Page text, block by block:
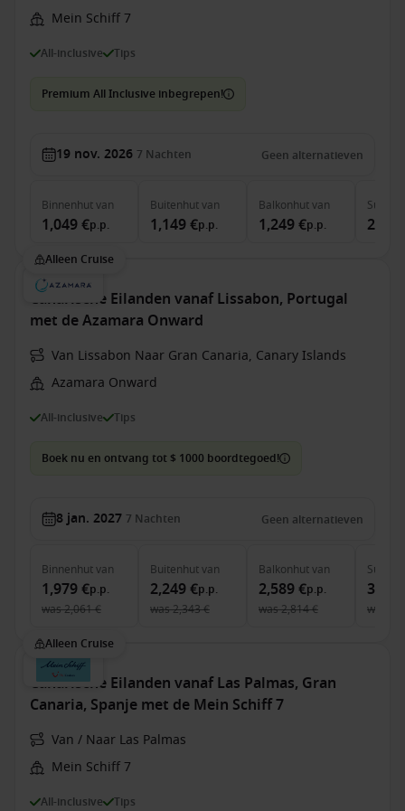
Mein Schiff 7
All-inclusive Tips
Premium All Inclusive inbegrepen!
19 nov. 2026 7 Nachten Geen alternatieven
Binnenhutvan
1,049 €p.p.
Buitenhutvan
1,149 €p.p.
Balkonhutvan
1,249 €p.p.
Suite
Alleen Cruise
Canarische Eilanden vanaf Lissabon, Portugal
met de Azamara Onward
Van Lissabon Naar Gran Canaria, Canary Islands
Azamara Onward
All-inclusive Tips
Boek nu en ontvang tot $ 1000 boordtegoed!
8 jan. 2027 7 Nachten Geen alternatieven
Binnenhutvan
1,979 €p.p.
was2,061 €
Buitenhutvan
2,249 €p.p.
was2,343 €
Balkonhutvan
2,589 €p.p.
was2,814 €
Suite
was
Alleen Cruise
Canarische Eilanden vanaf Las Palmas, Gran
Canaria, Spanje met de Mein Schiff 7
Van / Naar Las Palmas
Mein Schiff 7
All-inclusive Tips